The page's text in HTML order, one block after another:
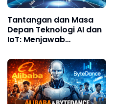
Tantangan dan Masa
Depan Teknologi AI dan
IoT: Menjawab
Otomatisasi